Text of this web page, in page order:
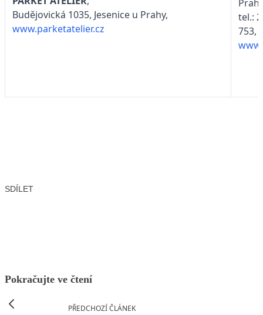
Budějovická 1035, Jesenice u Prahy,
www.parketatelier.cz
tel.:
753,
SDÍLET
Pokračujte ve čtení
PŘEDCHOZÍ ČLÁNEK